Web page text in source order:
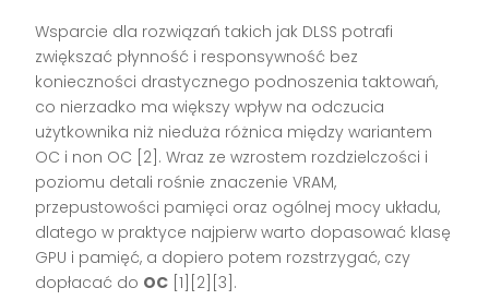
Wsparcie dla rozwiązań takich jak DLSS potrafi
zwiększać płynność i responsywność bez
konieczności drastycznego podnoszenia taktowań,
co nierzadko ma większy wpływ na odczucia
użytkownika niż nieduża różnica między wariantem
OC i non OC [2]. Wraz ze wzrostem rozdzielczości i
poziomu detali rośnie znaczenie VRAM,
przepustowości pamięci oraz ogólnej mocy układu,
dlatego w praktyce najpierw warto dopasować klasę
GPU i pamięć, a dopiero potem rozstrzygać, czy
dopłacać do OC [1][2][3].